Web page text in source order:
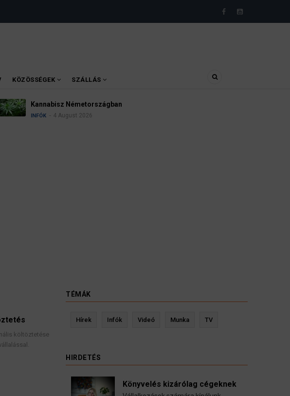
KÖZÖSSÉGEK SZÁLLÁS
Kannabisz Németországban
INFÓK 4 August 2026
költöztetése
Kevin Ressler biztosítási szakértő
TÉMÁK
Hírek Infók Videó Munka TV
HIRDETÉS
Könyvelés kizárólag cégeknek